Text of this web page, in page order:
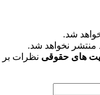
شد.
منتشر نخواهد شد.
های حقوقی نظرات